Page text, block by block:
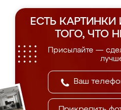
ЕСТЬ
ТОГО, ЧТО
Присылайте —